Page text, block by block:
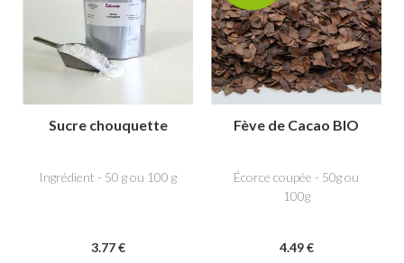
Sucre chouquette
Ingrédient - 50 g ou 100 g
3.77 €
Fève de Cacao BIO
Écorce coupée - 50g ou
100g
4.49 €